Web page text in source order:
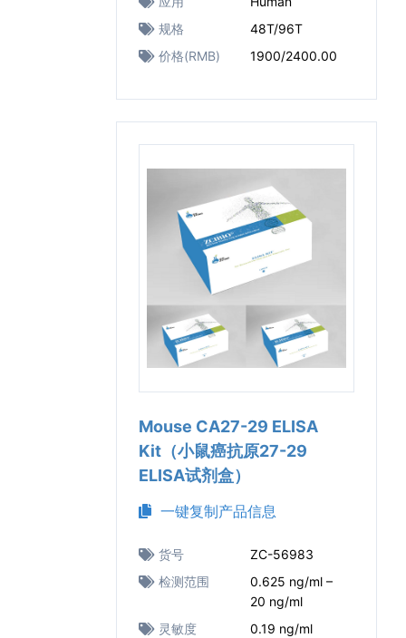
规格
48T/96T
价格(RMB)
1900/2400.00
Mouse CA27-29 ELISA
Kit（小鼠癌抗原27-29
ELISA试剂盒）
一键复制产品信息
货号
ZC-56983
检测范围
0.625 ng/ml –
20 ng/ml
灵敏度
0.19 ng/ml